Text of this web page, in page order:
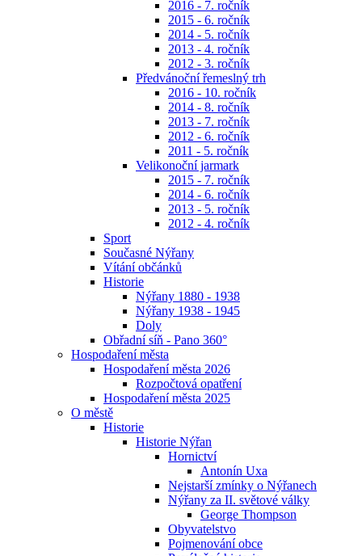
2016 - 7. ročník
2015 - 6. ročník
2014 - 5. ročník
2013 - 4. ročník
2012 - 3. ročník
Předvánoční řemeslný trh
2016 - 10. ročník
2014 - 8. ročník
2013 - 7. ročník
2012 - 6. ročník
2011 - 5. ročník
Velikonoční jarmark
2015 - 7. ročník
2014 - 6. ročník
2013 - 5. ročník
2012 - 4. ročník
Sport
Současné Nýřany
Vítání občánků
Historie
Nýřany 1880 - 1938
Nýřany 1938 - 1945
Doly
Obřadní síň - Pano 360°
Hospodaření města
Hospodaření města 2026
Rozpočtová opatření
Hospodaření města 2025
O městě
Historie
Historie Nýřan
Hornictví
Antonín Uxa
Nejstarší zmínky o Nýřanech
Nýřany za II. světové války
George Thompson
Obyvatelstvo
Pojmenování obce